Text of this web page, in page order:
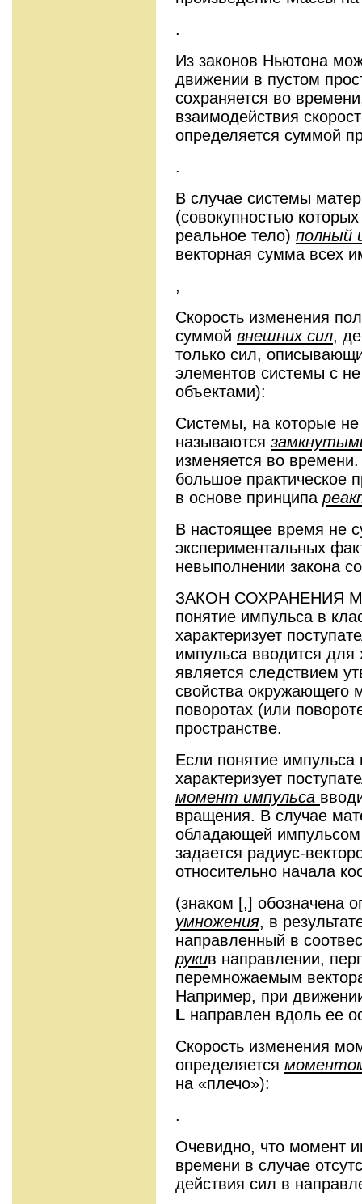
.
Из законов Ньютона
движении в пустом
сохраняется во
взаимодействия
определяется суммой
.
В случае системы
(совокупностью
реальное тело) полный
векторная сумма всех
,
Скорость изменения
суммой внешних сил,
только сил,
элементов системы с
объектами):
Системы, на которые
называются
изменяется во
большое практическое
в основе принципа
В настоящее время не
экспериментальных
невыполнении закона
ЗАКОН СОХРАНЕНИЯ
понятие импульса в
характеризует
импульса вводится для
является следствием
свойства окружающего
поворотах (или
пространстве.
Если понятие импульса
характеризует
момент импульса
вращения. В случае
обладающей
задается радиус-
относительно начала
(знаком [,] обозначена
умножения, в
направленный в
рукив направлении,
перемножаемым
Например, при
L направлен вдоль ее
Скорость изменения
определяется
на «плечо»):
.
Очевидно, что момент
времени в случае
действия сил в